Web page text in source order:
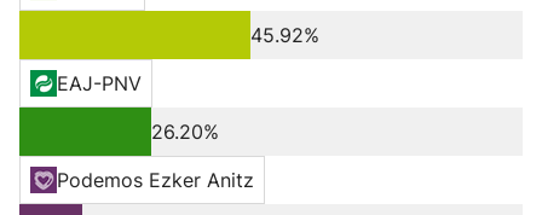
45.92%
EAJ-PNV
26.20%
Podemos Ezker Anitz